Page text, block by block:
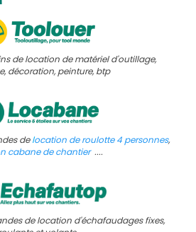
de location de matériel d'outillage,
décoration, peinture, btp
delocation de roulotte 4 personnes,
cabane de chantier....
de location d'échafaudages fixes,